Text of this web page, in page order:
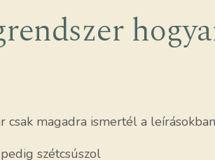
csak magadra ismertél a
szétcsúszol